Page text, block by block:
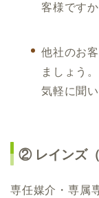
客様ですか
他社のお
ましょう。
気軽に聞
② レインズ
専任媒介・専属